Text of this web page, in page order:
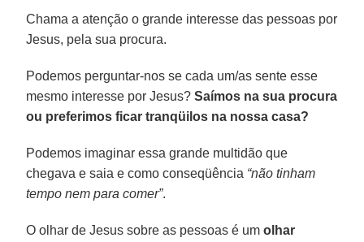
Chama a atenção o grande interesse das pessoas por
Jesus, pela sua procura.
Podemos perguntar-nos se cada um/as sente esse
mesmo interesse por Jesus?Saímos na sua procura
ou preferimos ficar tranqüilos na nossa casa?
Podemos imaginar essa grande multidão que
chegava e saia e como conseqüência “não tinham
tempo nem para comer”.
O olhar de Jesus sobre as pessoas é umolhar